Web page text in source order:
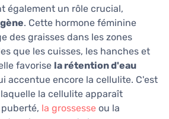
également un rôle crucial,
. Cette hormone féminine
des graisses dans les zones
que les cuisses, les hanches et
favorise la rétention d'eau
accentue encore la cellulite. C'est
la cellulite apparaît
la grossesse ou la